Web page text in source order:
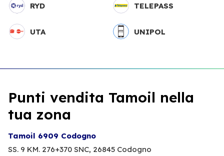
RYD TELEPASS
UTA UNIPOL
Punti vendita Tamoil nella
tua zona
Tamoil 6909 Codogno
SS. 9 KM. 276+370 SNC, 26845 Codogno